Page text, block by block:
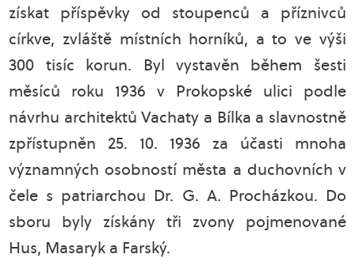
získat příspěvky od stoupenců a příznivců
církve, zvláště místních horníků, a to ve výši
300 tisíc korun. Byl vystavěn během šesti
měsíců roku 1936 v Prokopské ulici podle
návrhu architektů Vachaty a Bílka a slavnostně
zpřístupněn 25. 10. 1936 za účasti mnoha
významných osobností města a duchovních v
čele s patriarchou Dr. G. A. Procházkou. Do
sboru byly získány tři zvony pojmenované
Hus, Masaryk a Farský.